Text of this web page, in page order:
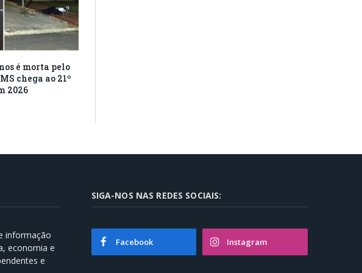
é morta pelo
chega ao 21º
2026
informação
economia e
e
SIGA-NOS NAS REDES SOCIAIS:
Facebook Instagram